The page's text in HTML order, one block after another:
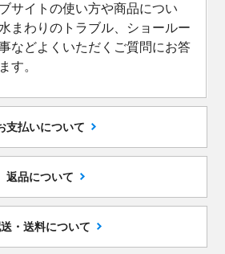
サイトの使い方や商品につい
まわりのトラブル、ショールー
などよくいただくご質問にお答
す。
支払いについて
返品について
・送料について